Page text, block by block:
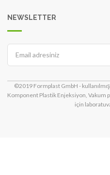
NEWSLETTER
©2019 Formplast GmbH -
Komponent Plastik Enjeksiyon, Vakum
için